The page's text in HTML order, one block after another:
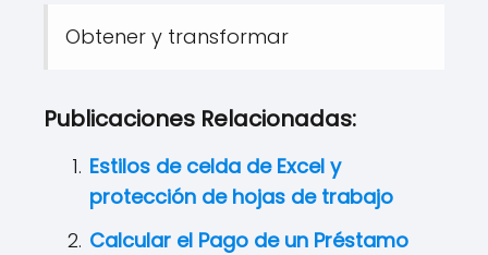
Obtener y transformar
Publicaciones Relacionadas:
Estilos de celda de Excel y
protección de hojas de trabajo
Calcular el Pago de un Préstamo